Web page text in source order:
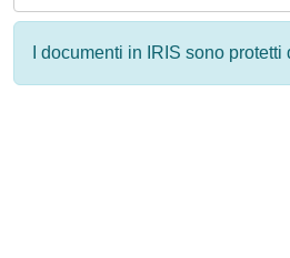
I documenti in IRIS sono